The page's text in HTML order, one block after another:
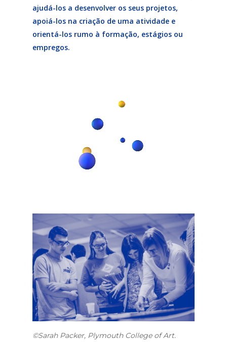
ajudá-los a desenvolver os seus projetos,
apoiá-los na criação de uma atividade e
orientá-los rumo à formação, estágios ou
empregos.
©Sarah Packer, Plymouth College of Art.